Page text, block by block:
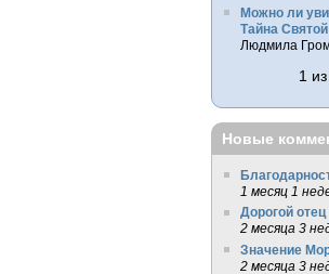
Можно ли
Тайна
Людмила
1
Новые
1 месяц 1
Дорогой
2 месяца 3
Значение
2 месяца 3